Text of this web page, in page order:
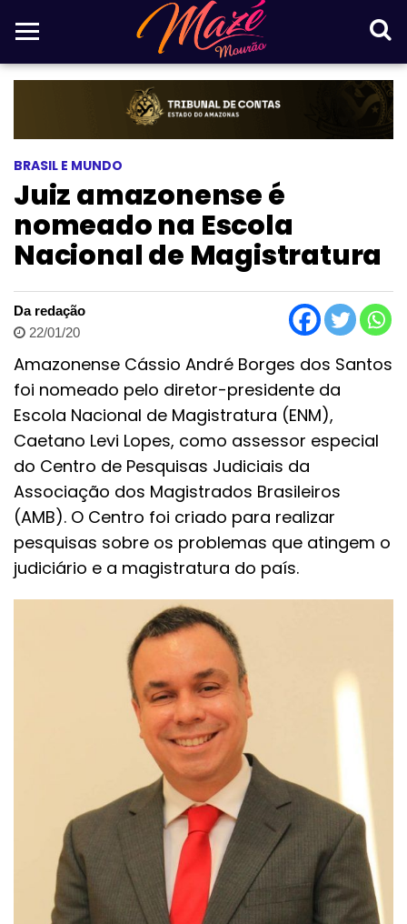
BRASIL E MUNDO
Juiz amazonense é
nomeado na Escola
Nacional de Magistratura
Da redação
22/01/20
Amazonense Cássio André Borges dos Santos
foi nomeado pelo diretor-presidente da
Escola Nacional de Magistratura (ENM),
Caetano Levi Lopes, como assessor especial
do Centro de Pesquisas Judiciais da
Associação dos Magistrados Brasileiros
(AMB). O Centro foi criado para realizar
pesquisas sobre os problemas que atingem o
judiciário e a magistratura do país.